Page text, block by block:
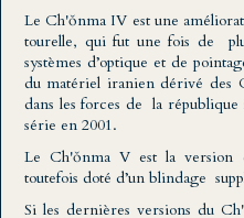
Le Ch'ŏnma IV est une
tourelle, qui fut une fois de
systèmes d’optique et de
du matériel iranien dérivé des
dans les forces de la
série en 2001.
Le Ch'ŏnma V est la
toutefois doté d’un blindage
Si les dernières versions du